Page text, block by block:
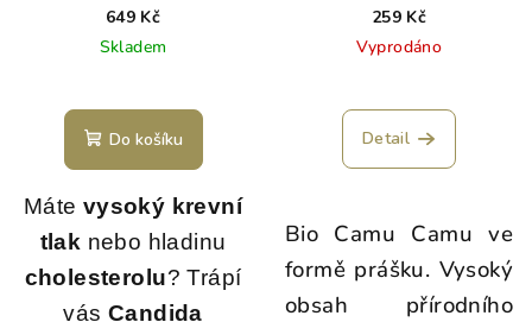
649 Kč
Skladem
Do košíku
Máte vysoký krevní
tlak nebo hladinu
cholesterolu? Trápí
vás Candida
259 Kč
Vyprodáno
Detail
Bio Camu Camu ve
formě prášku. Vysoký
obsah přírodního